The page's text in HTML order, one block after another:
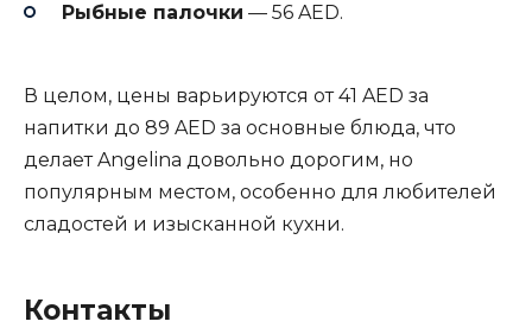
Рыбные палочки — 56 AED.
В целом, цены варьируются от 41 AED за
напитки до 89 AED за основные блюда, что
делает Angelina довольно дорогим, но
популярным местом, особенно для любителей
сладостей и изысканной кухни.
Контакты